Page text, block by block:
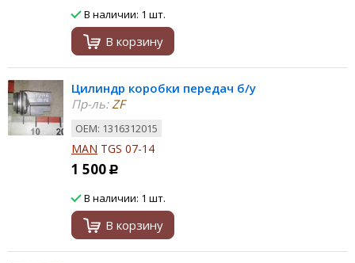
В наличии: 1 шт.
В корзину
Цилиндр коробки передач б/у
Пр-ль:ZF
ОЕМ: 1316312015
MAN TGS 07-14
1 500 Р
В наличии: 1 шт.
В корзину